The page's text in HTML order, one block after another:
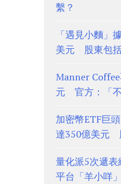
繫？
「遇見小麵」
美元 股東包
Manner
元 官方：「不
加密幣ETF巨
達350億美元
量化派5次遞
平台「羊小咩